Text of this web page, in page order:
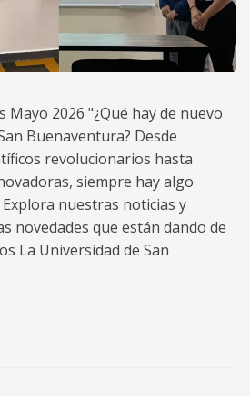
Mayo 2026 "¿Qué hay de nuevo
Buenaventura? Desde
revolucionarios hasta
siempre hay algo
nuestras noticias y
novedades que están dando de
La Universidad de San